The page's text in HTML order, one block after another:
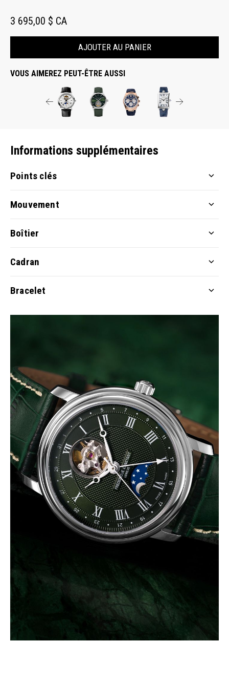
3 695,00 $ CA
AJOUTER AU PANIER
VOUS AIMEREZ PEUT-ÊTRE AUSSI
Informations supplémentaires
Points clés
Mouvement
Boîtier
Cadran
Bracelet